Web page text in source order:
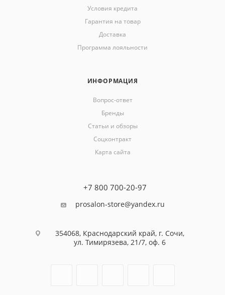
Условия кредита
Гарантия на товар
Доставка
Программа лояльности
ИНФОРМАЦИЯ
Вопрос-ответ
Бренды
Статьи и обзоры
Соцконтракт
Карта сайта
+7 800 700-20-97
prosalon-store@yandex.ru
354068, Краснодарский край, г. Сочи,
ул. Тимирязева, 21/7, оф. 6